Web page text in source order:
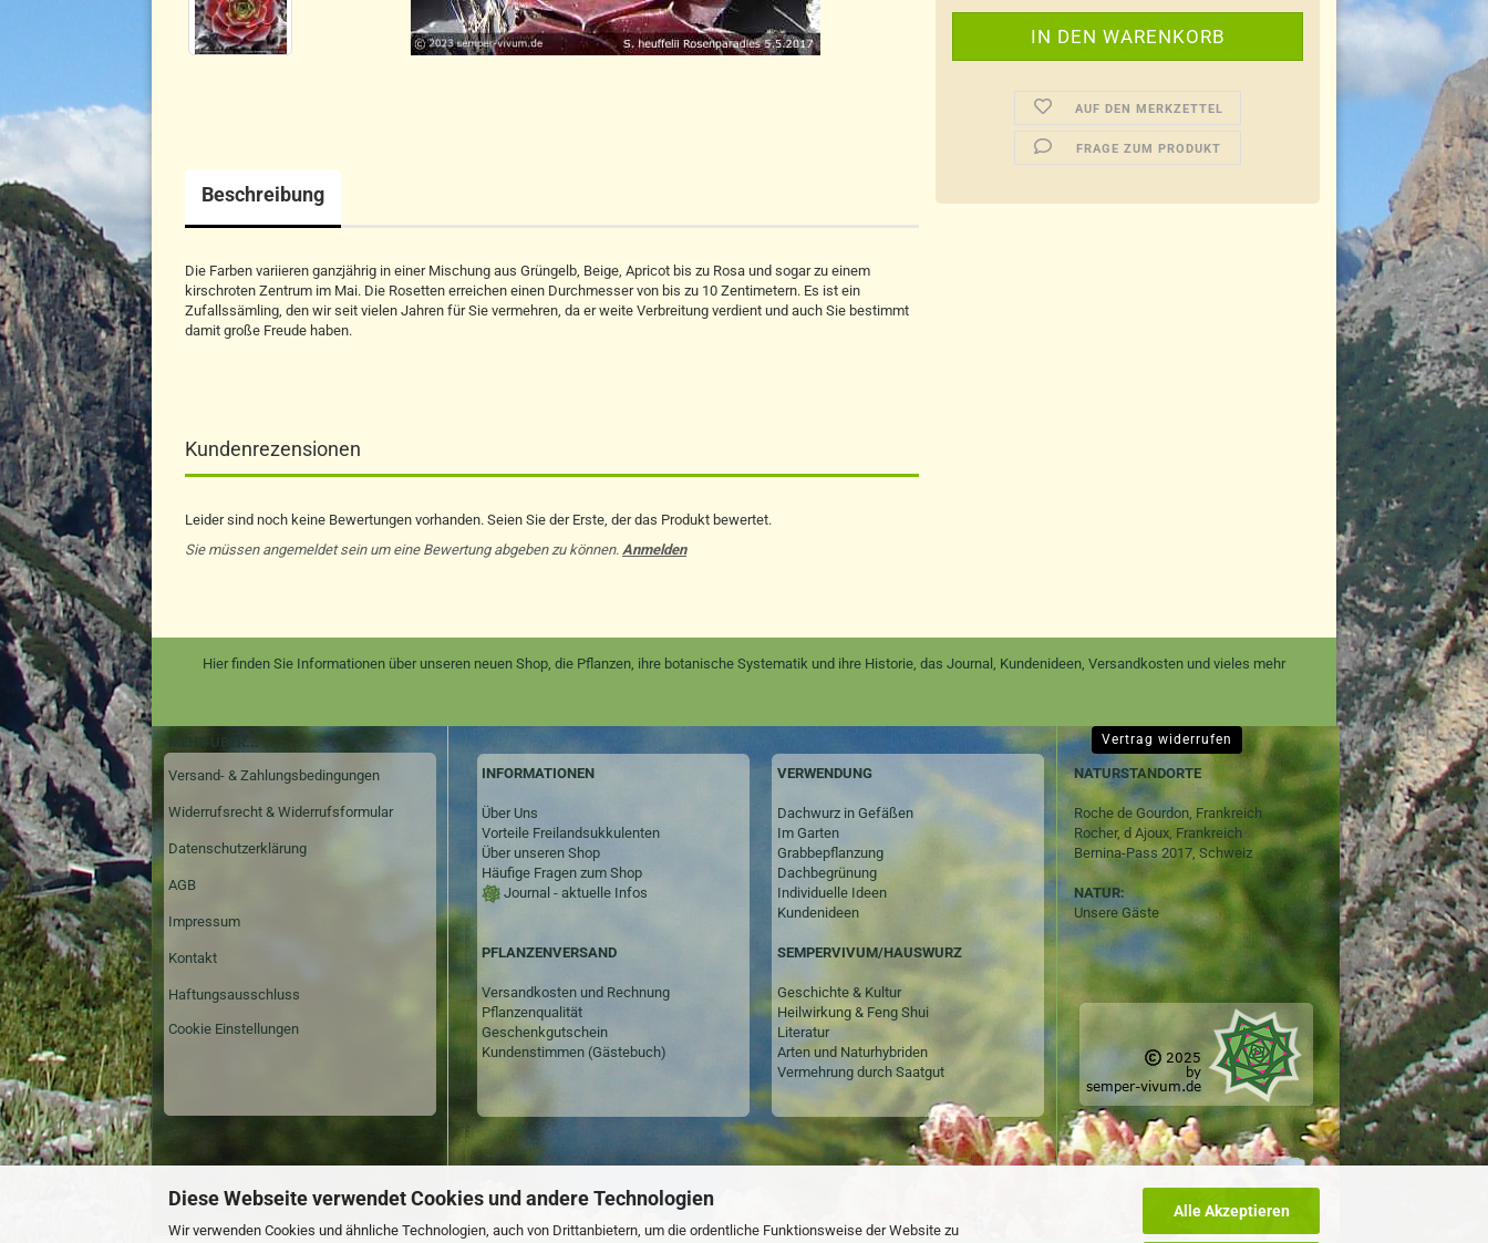
Diese Webseite verwendet Cookies und andere Technologien
Wir verwenden Cookies und ähnliche Technologien, auch von Drittanbietern, um die ordentliche Funktionsweise der Website zu
Alle Akzeptieren
AUF DEN MERKZETTEL
FRAGE ZUM PRODUKT
Beschreibung
Die Farben variieren ganzjährig in einer Mischung aus Grüngelb, Beige, Apricot bis zu Rosa und sogar zu einem
kirschroten Zentrum im Mai. Die Rosetten erreichen einen Durchmesser von bis zu 10 Zentimetern. Es ist ein
Zufallssämling, den wir seit vielen Jahren für Sie vermehren, da er weite Verbreitung verdient und auch Sie bestimmt
damit große Freude haben.
Kundenrezensionen
Leider sind noch keine Bewertungen vorhanden. Seien Sie der Erste, der das Produkt bewertet.
Sie müssen angemeldet sein um eine Bewertung abgeben zu können. Anmelden
Hier finden Sie Informationen über unseren neuen Shop, die Pflanzen, ihre botanische Systematik und ihre Historie, das Journal, Kundenideen, Versandkosten und vieles mehr
MEHR ÜBER...
Versand- & Zahlungsbedingungen
Widerrufsrecht & Widerrufsformular
Datenschutzerklärung
AGB
Impressum
Kontakt
Haftungsausschluss
Cookie Einstellungen
INFORMATIONEN
Über Uns
Vorteile Freilandsukkulenten
Über unseren Shop
Häufige Fragen zum Shop
Journal - aktuelle Infos
PFLANZENVERSAND
Versandkosten und Rechnung
Pflanzenqualität
Geschenkgutschein
Kundenstimmen (Gästebuch)
VERWENDUNG
Dachwurz in Gefäßen
Im Garten
Grabbepflanzung
Dachbegrünung
Individuelle Ideen
Kundenideen
SEMPERVIVUM/HAUSWURZ
Geschichte & Kultur
Heilwirkung & Feng Shui
Literatur
Arten und Naturhybriden
Vermehrung durch Saatgut
NATURSTANDORTE
Roche de Gourdon, Frankreich
Rocher, d Ajoux, Frankreich
Bernina-Pass 2017, Schweiz
NATUR:
Unsere Gäste
Vertrag widerrufen